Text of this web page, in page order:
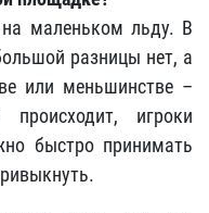
маленьком льду. В
разницы нет, а
или меньшинстве –
игроки
быстро принимать